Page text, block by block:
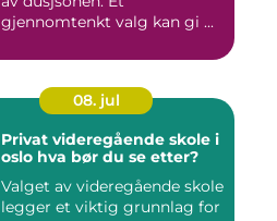
gjennomtenkt valg kan gi ...
08. jul
Privat videregående skole i
oslo hva bør du se etter?
Valget av videregående skole
legger et viktig grunnlag for